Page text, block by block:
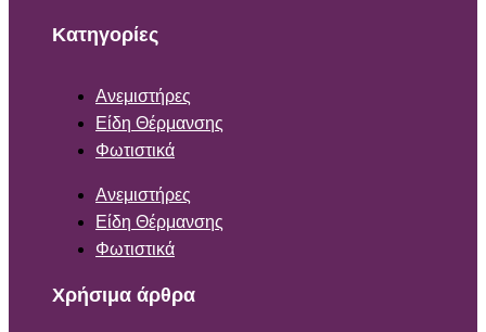
Κατηγορίες
Ανεμιστήρες
Είδη Θέρμανσης
Φωτιστικά
Ανεμιστήρες
Είδη Θέρμανσης
Φωτιστικά
Χρήσιμα άρθρα